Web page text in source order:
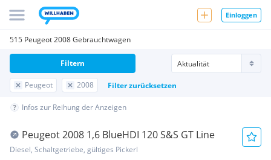
Einloggen
515 Peugeot 2008 Gebrauchtwagen
Peugeot 2008 Filter zurücksetzen
Filtern
Infos zur Reihung der Anzeigen
Peugeot 2008 1,6 BlueHDI 120 S&S GT Line
Diesel, Schaltgetriebe, gültiges Pickerl